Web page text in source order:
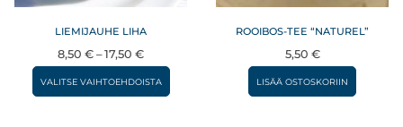
LIEMIJAUHE LIHA
8,50 € – 17,50 €Hintaluokka:
8,50 €
–
VALITSE VAIHTOEHDOISTA
tuotteella
ROOIBOS-TEE “NATUREL”
5,50 €
LISÄÄ OSTOSKORIIN